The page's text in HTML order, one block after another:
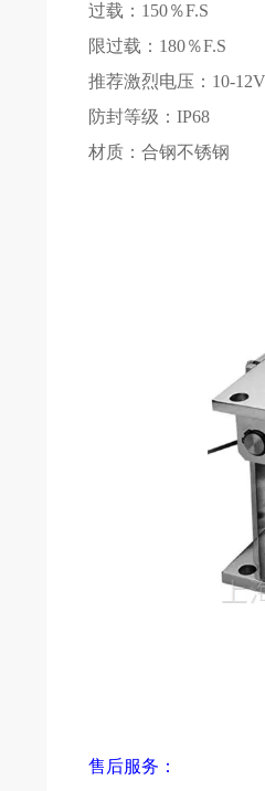
过载：150％F.S
限过载：180％F.S
推荐激烈电压：10-
防封等级：IP68
材质：合钢不锈钢
售后服务：